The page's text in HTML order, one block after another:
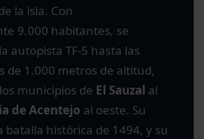
la isla. Con
9.000 habitantes, se
autopista TF-5 hasta las
de 1.000 metros de altitud,
municipios de El Sauzal al
de Acentejo al oeste. Su
batalla histórica de 1494, y su